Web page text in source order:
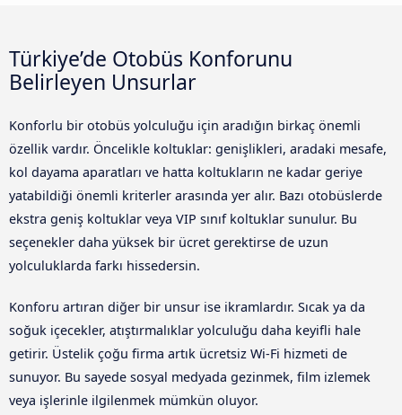
Türkiye’de Otobüs Konforunu
Belirleyen Unsurlar
Konforlu bir otobüs yolculuğu için aradığın birkaç önemli
özellik vardır. Öncelikle koltuklar: genişlikleri, aradaki mesafe,
kol dayama aparatları ve hatta koltukların ne kadar geriye
yatabildiği önemli kriterler arasında yer alır. Bazı otobüslerde
ekstra geniş koltuklar veya VIP sınıf koltuklar sunulur. Bu
seçenekler daha yüksek bir ücret gerektirse de uzun
yolculuklarda farkı hissedersin.
Konforu artıran diğer bir unsur ise ikramlardır. Sıcak ya da
soğuk içecekler, atıştırmalıklar yolculuğu daha keyifli hale
getirir. Üstelik çoğu firma artık ücretsiz Wi-Fi hizmeti de
sunuyor. Bu sayede sosyal medyada gezinmek, film izlemek
veya işlerinle ilgilenmek mümkün oluyor.